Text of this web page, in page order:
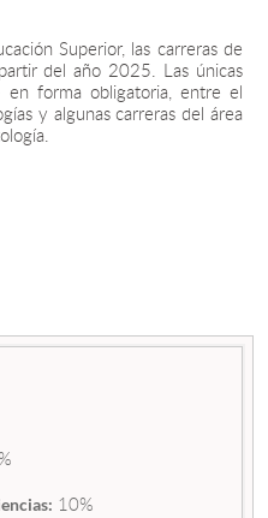
Superior, las carreras de
del año 2025. Las únicas
en forma obligatoria, entre el
y algunas carreras del área
10%